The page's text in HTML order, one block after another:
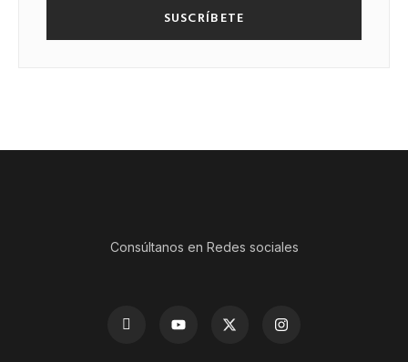
SUSCRÍBETE
Consúltanos en Redes sociales